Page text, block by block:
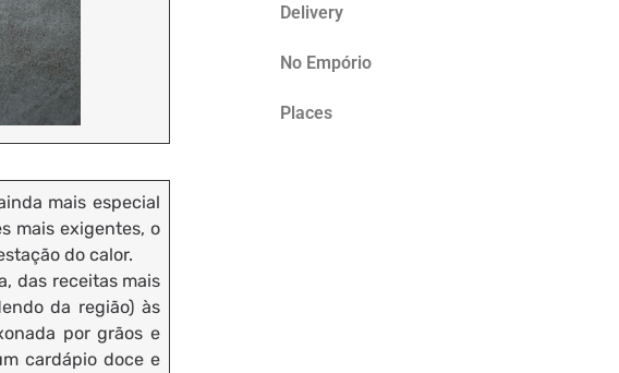
mais especial
mais exigentes, o
do calor.
das receitas mais
da região) às
por grãos e
cardápio doce e
Delivery
No Empório
Places